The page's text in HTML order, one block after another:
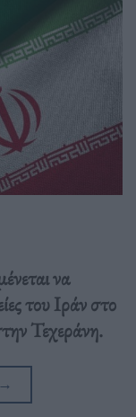
να
του Ιράν στο
Τεχεράνη.
→